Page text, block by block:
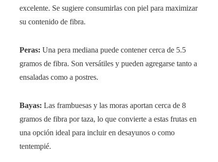
excelente. Se sugiere consumirlas con piel para maximizar
su contenido de fibra.
Peras: Una pera mediana puede contener cerca de 5.5
gramos de fibra. Son versátiles y pueden agregarse tanto a
ensaladas como a postres.
Bayas: Las frambuesas y las moras aportan cerca de 8
gramos de fibra por taza, lo que convierte a estas frutas en
una opción ideal para incluir en desayunos o como
tentempié.